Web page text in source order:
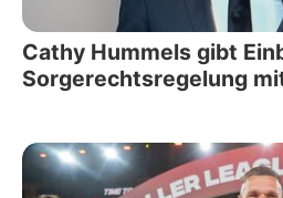
Cathy Hummels gibt
Sorgerechtsregelung